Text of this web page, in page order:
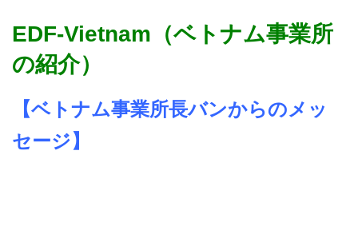
EDF-Vietnam（ベトナム事業所
の紹介）
【ベトナム事業所長バンからのメッ
セージ】